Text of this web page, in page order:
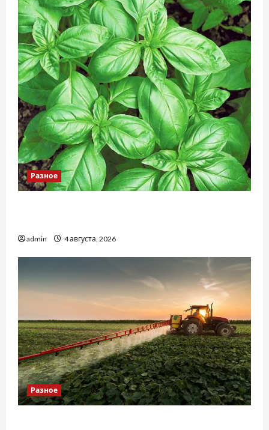
Разное
admin 4 августа, 2026
Разное